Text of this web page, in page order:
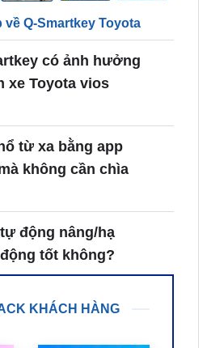
Q-Smartkey Toyota
có ảnh hưởng
xe Toyota vios
từ xa bằng app
không cần chìa
động nâng/hạ
tốt không?
KHÁCH HÀNG